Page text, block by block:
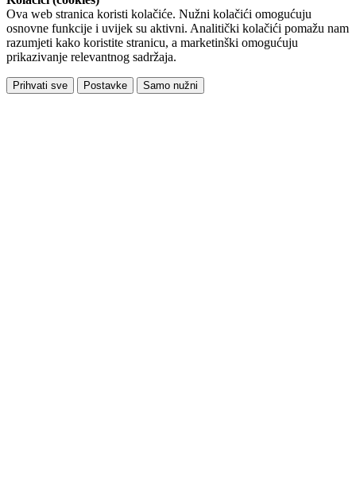
Ova web stranica koristi kolačiće. Nužni kolačići omogućuju
osnovne funkcije i uvijek su aktivni. Analitički kolačići pomažu nam
razumjeti kako koristite stranicu, a marketinški omogućuju
prikazivanje relevantnog sadržaja.
Prihvati sve Postavke Samo nužni